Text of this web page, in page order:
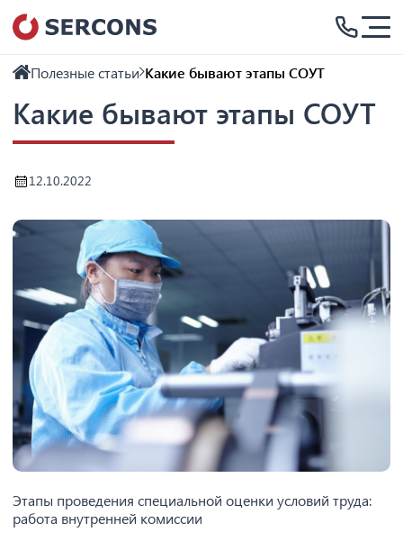
Полезные статьи Какие бывают этапы СОУТ
Какие бывают этапы СОУТ
12.10.2022
Этапы проведения специальной оценки условий труда:
работа внутренней комиссии